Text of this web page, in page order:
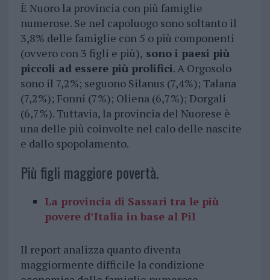
È Nuoro la provincia con più famiglie
numerose. Se nel capoluogo sono soltanto il
3,8% delle famiglie con 5 o più componenti
(ovvero con 3 figli e più), sono i paesi più
piccoli ad essere più prolifici. A Orgosolo
sono il 7,2%; seguono Silanus (7,4%); Talana
(7,2%); Fonni (7%); Oliena (6,7%); Dorgali
(6,7%). Tuttavia, la provincia del Nuorese è
una delle più coinvolte nel calo delle nascite
e dallo spopolamento.
Più figli maggiore povertà.
La provincia di Sassari tra le più
povere d’Italia in base al Pil
Il report analizza quanto diventa
maggiormente difficile la condizione